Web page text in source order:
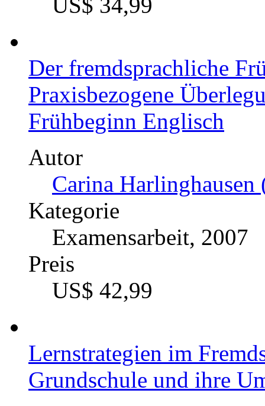
US$ 34,99
Der fremdsprachliche
Praxisbezogene
Frühbeginn Englisch
Autor
Carina
Kategorie
Examensarbeit, 2007
Preis
US$ 42,99
Lernstrategien im
Grundschule und ihre